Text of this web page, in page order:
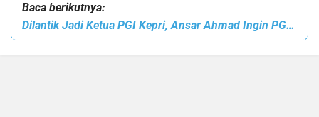
Baca berikutnya:
Dilantik Jadi Ketua PGI Kepri, Ansar Ahmad Ingin PGI Kepri Jadi yang Terbaik